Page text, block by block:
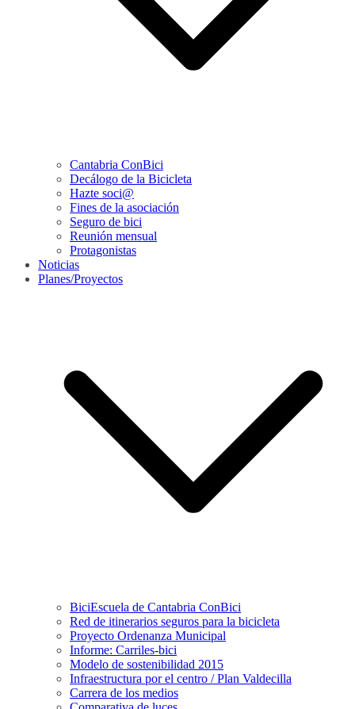
Cantabria ConBici
Decálogo de la Bicicleta
Hazte soci@
Fines de la asociación
Seguro de bici
Reunión mensual
Protagonistas
Noticias
Planes/Proyectos
BiciEscuela de Cantabria ConBici
Red de itinerarios seguros para la bicicleta
Proyecto Ordenanza Municipal
Informe: Carriles-bici
Modelo de sostenibilidad 2015
Infraestructura por el centro / Plan Valdecilla
Carrera de los medios